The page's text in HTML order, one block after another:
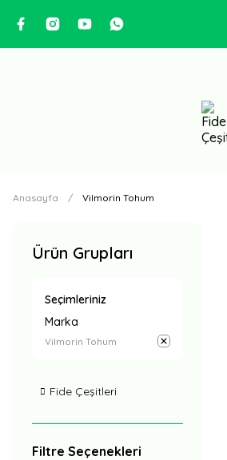
Anasayfa Vilmorin Tohum
Ürün Grupları
Seçimleriniz
Marka
Vilmorin Tohum
Fide Çeşitleri
Filtre Seçenekleri